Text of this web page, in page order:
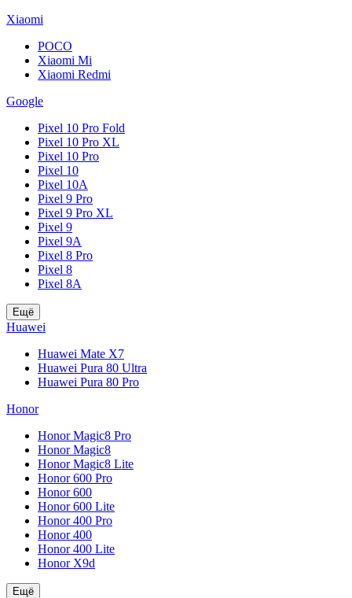
Xiaomi
POCO
Xiaomi Mi
Xiaomi Redmi
Google
Pixel 10 Pro Fold
Pixel 10 Pro XL
Pixel 10 Pro
Pixel 10
Pixel 10A
Pixel 9 Pro
Pixel 9 Pro XL
Pixel 9
Pixel 9A
Pixel 8 Pro
Pixel 8
Pixel 8A
Ещё
Huawei
Huawei Mate X7
Huawei Pura 80 Ultra
Huawei Pura 80 Pro
Honor
Honor Magic8 Pro
Honor Magic8
Honor Magic8 Lite
Honor 600 Pro
Honor 600
Honor 600 Lite
Honor 400 Pro
Honor 400
Honor 400 Lite
Honor X9d
Ещё